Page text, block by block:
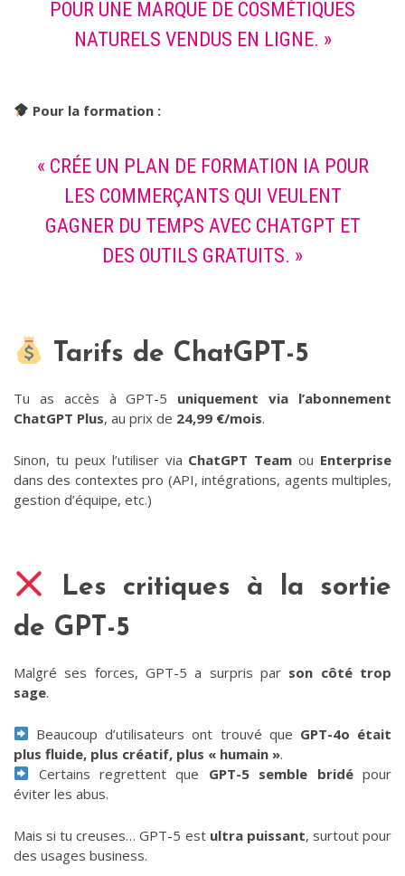
POUR UNE MARQUE DE COSMÉTIQUES
NATURELS VENDUS EN LIGNE. »
Pour la formation :
« CRÉE UN PLAN DE FORMATION IA POUR
LES COMMERÇANTS QUI VEULENT
GAGNER DU TEMPS AVEC CHATGPT ET
DES OUTILS GRATUITS. »
Tarifs de ChatGPT-5
Tu as accès à GPT-5 uniquement via l’abonnement
ChatGPT Plus, au prix de 24,99 €/mois.
Sinon, tu peux l’utiliser via ChatGPT Team ou Enterprise
dans des contextes pro (API, intégrations, agents multiples,
gestion d’équipe, etc.)
Les critiques à la sortie
de GPT-5
Malgré ses forces, GPT-5 a surpris par son côté trop
sage.
Beaucoup d’utilisateurs ont trouvé que GPT-4o était
plus fluide, plus créatif, plus « humain ».
Certains regrettent que GPT-5 semble bridépour
éviter les abus.
Mais si tu creuses… GPT-5 est ultra puissant, surtout pour
des usages business.